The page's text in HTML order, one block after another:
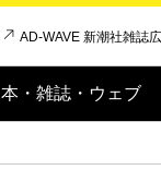
AD-WAVE 新潮社雑誌
本・雑誌・ウェブ